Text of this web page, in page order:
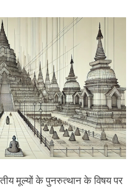
मूल्यों के पुनरुत्थान के विषय पर